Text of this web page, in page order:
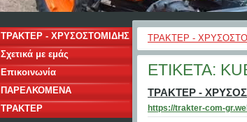
ΤΡΑΚΤΕΡ -
ΕΤΙΚΈΤΑ:
ΤΡΑΚΤΕΡ -
https://trakter-com-
ΤΡΑΚΤΕΡ - ΧΡΥΣΟΣΤΟΜΙΔΗΣ
Σχετικά με εμάς
Επικοινωνία
ΠΑΡΕΛΚΟΜΕΝΑ
ΤΡΑΚΤΕΡ